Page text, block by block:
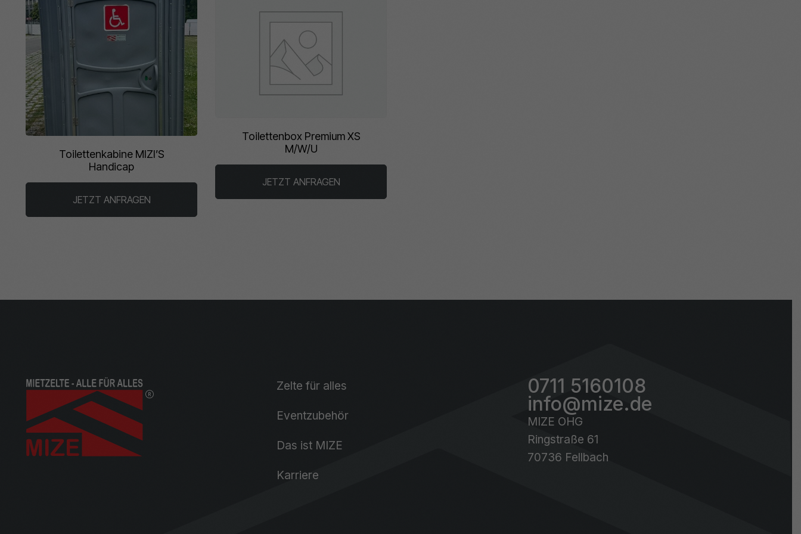
Toilettenkabine MIZI’S
Handicap
JETZT ANFRAGEN
Toilettenbox Premium XS
M/W/U
JETZT ANFRAGEN
Zelte für alles
Eventzubehör
Das ist MIZE
Karriere
0711 5160108
info@mize.de
MIZE OHG
Ringstraße 61
70736 Fellbach